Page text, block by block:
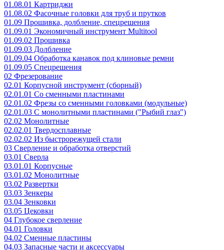
01.08.01 Картриджи
01.08.02 Фасочные головки для труб и прутков
01.09 Прошивка, долбление, спецрешения
01.09.01 Экономичный инструмент Multitool
01.09.02 Прошивка
01.09.03 Долбление
01.09.04 Обработка канавок под клиновые ремни
01.09.05 Спецрешения
02 Фрезерование
02.01 Корпусной инструмент (сборный)
02.01.01 Со сменными пластинами
02.01.02 Фрезы со сменными головками (модульные)
02.01.03 С монолитными пластинами ("Рыбий глаз")
02.02 Монолитные
02.02.01 Твердосплавные
02.02.02 Из быстрорежущей стали
03 Сверление и обработка отверстий
03.01 Сверла
03.01.01 Корпусные
03.01.02 Монолитные
03.02 Развертки
03.03 Зенкеры
03.04 Зенковки
03.05 Цековки
04 Глубокое сверление
04.01 Головки
04.02 Сменные пластины
04.03 Запасные части и аксессуары